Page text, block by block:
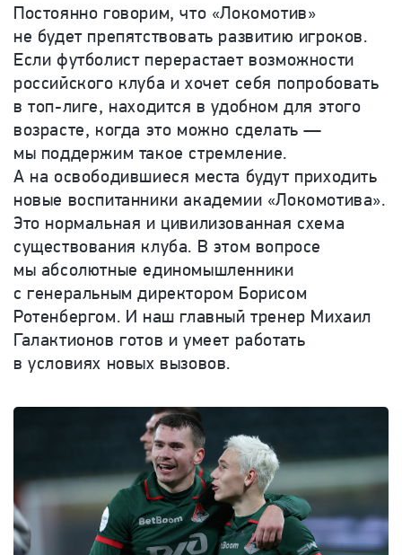
Постоянно говорим, что «Локомотив»
не будет препятствовать развитию игроков.
Если футболист перерастает возможности
российского клуба и хочет себя попробовать
в топ-лиге, находится в удобном для этого
возрасте, когда это можно сделать —
мы поддержим такое стремление.
А на освободившиеся места будут приходить
новые воспитанники академии «Локомотива».
Это нормальная и цивилизованная схема
существования клуба. В этом вопросе
мы абсолютные единомышленники
с генеральным директором Борисом
Ротенбергом. И наш главный тренер Михаил
Галактионов готов и умеет работать
в условиях новых вызовов.